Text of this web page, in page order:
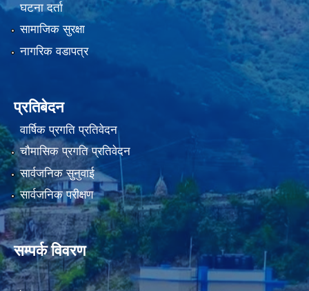
घटना दर्ता
सामाजिक सुरक्षा
नागरिक वडापत्र
प्रतिबेदन
वार्षिक प्रगति प्रतिवेदन
चौमासिक प्रगति प्रतिवेदन
सार्वजनिक सुनुवाई
सार्वजनिक परीक्षण
सम्पर्क विवरण